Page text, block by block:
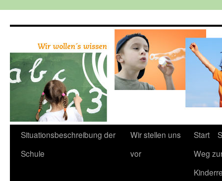
Situationsbeschreibung der
Schule
Wir stellen uns
vor
Start
Weg